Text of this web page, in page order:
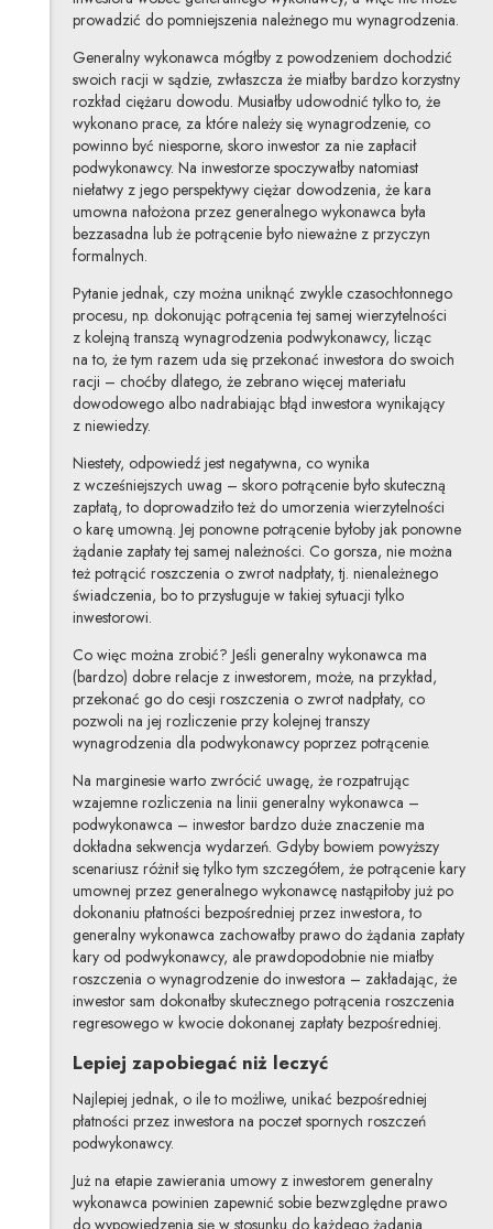
prowadzić do pomniejszenia należnego mu wynagrodzenia.
Generalny wykonawca mógłby z powodzeniem dochodzić
swoich racji w sądzie, zwłaszcza że miałby bardzo korzystny
rozkład ciężaru dowodu. Musiałby udowodnić tylko to, że
wykonano prace, za które należy się wynagrodzenie, co
powinno być niesporne, skoro inwestor za nie zapłacił
podwykonawcy. Na inwestorze spoczywałby natomiast
niełatwy z jego perspektywy ciężar dowodzenia, że kara
umowna nałożona przez generalnego wykonawca była
bezzasadna lub że potrącenie było nieważne z przyczyn
formalnych.
Pytanie jednak, czy można uniknąć zwykle czasochłonnego
procesu, np. dokonując potrącenia tej samej wierzytelności
z kolejną transzą wynagrodzenia podwykonawcy, licząc
na to, że tym razem uda się przekonać inwestora do swoich
racji – choćby dlatego, że zebrano więcej materiału
dowodowego albo nadrabiając błąd inwestora wynikający
z niewiedzy.
Niestety, odpowiedź jest negatywna, co wynika
z wcześniejszych uwag – skoro potrącenie było skuteczną
zapłatą, to doprowadziło też do umorzenia wierzytelności
o karę umowną. Jej ponowne potrącenie byłoby jak ponowne
żądanie zapłaty tej samej należności. Co gorsza, nie można
też potrącić roszczenia o zwrot nadpłaty, tj. nienależnego
świadczenia, bo to przysługuje w takiej sytuacji tylko
inwestorowi.
Co więc można zrobić? Jeśli generalny wykonawca ma
(bardzo) dobre relacje z inwestorem, może, na przykład,
przekonać go do cesji roszczenia o zwrot nadpłaty, co
pozwoli na jej rozliczenie przy kolejnej transzy
wynagrodzenia dla podwykonawcy poprzez potrącenie.
Na marginesie warto zwrócić uwagę, że rozpatrując
wzajemne rozliczenia na linii generalny wykonawca –
podwykonawca – inwestor bardzo duże znaczenie ma
dokładna sekwencja wydarzeń. Gdyby bowiem powyższy
scenariusz różnił się tylko tym szczegółem, że potrącenie kary
umownej przez generalnego wykonawcę nastąpiłoby już po
dokonaniu płatności bezpośredniej przez inwestora, to
generalny wykonawca zachowałby prawo do żądania zapłaty
kary od podwykonawcy, ale prawdopodobnie nie miałby
roszczenia o wynagrodzenie do inwestora – zakładając, że
inwestor sam dokonałby skutecznego potrącenia roszczenia
regresowego w kwocie dokonanej zapłaty bezpośredniej.
Lepiej zapobiegać niż leczyć
Najlepiej jednak, o ile to możliwe, unikać bezpośredniej
płatności przez inwestora na poczet spornych roszczeń
podwykonawcy.
Już na etapie zawierania umowy z inwestorem generalny
wykonawca powinien zapewnić sobie bezwzględne prawo
do wypowiedzenia się w stosunku do każdego żądania